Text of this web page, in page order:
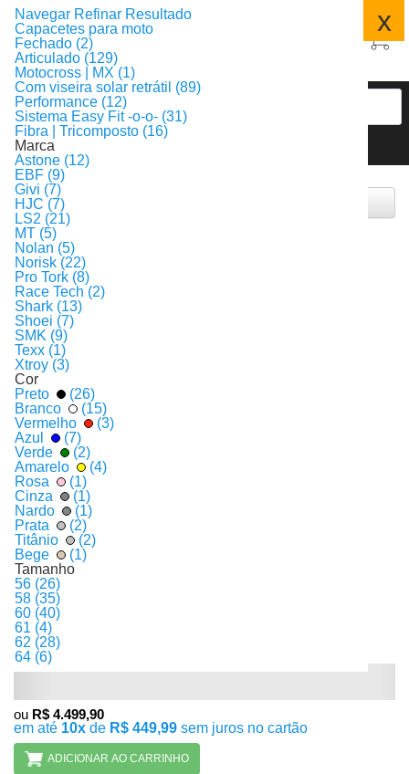
x
Navegar Refinar Resultado
Capacetes para moto
Fechado (2)
Articulado (129)
Motocross | MX (1)
Com viseira solar retrátil (89)
Performance (12)
Sistema Easy Fit -o-o- (31)
Fibra | Tricomposto (16)
Marca
Astone (12)
EBF (9)
Givi (7)
HJC (7)
LS2 (21)
MT (5)
Nolan (5)
Norisk (22)
Pro Tork (8)
Race Tech (2)
Shark (13)
Shoei (7)
SMK (9)
Texx (1)
Xtroy (3)
Cor
Preto
(26)
Branco
(15)
Vermelho
(3)
Azul
(7)
Verde
(2)
Amarelo
(4)
Rosa
(1)
Cinza
(1)
Nardo
(1)
Prata
(2)
Titânio
(2)
Bege
(1)
Tamanho
56 (26)
58 (35)
60 (40)
61 (4)
62 (28)
64 (6)
Resultado da Busca
Produtos encontrados:
capacete-articulado
Ordenar por:
Itens por página:
Produtos selecionados para comparar:
0
LS2
Capacete LS2 FF901 Advant X Nardo Grey
ou R$ 4.499,90
em até 10x de R$ 449,99 sem juros no cartão
ADICIONAR AO CARRINHO